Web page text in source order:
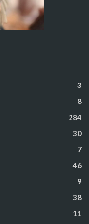
3
8
284
30
7
46
9
38
11